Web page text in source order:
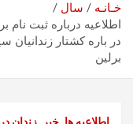
خـانـه
سال
اطلاعیه درباره ثبت
برلین